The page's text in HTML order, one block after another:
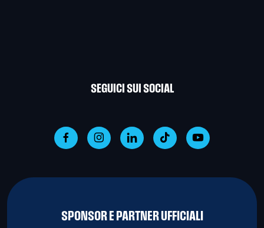
SEGUICI SUI SOCIAL
SPONSOR E PARTNER UFFICIALI